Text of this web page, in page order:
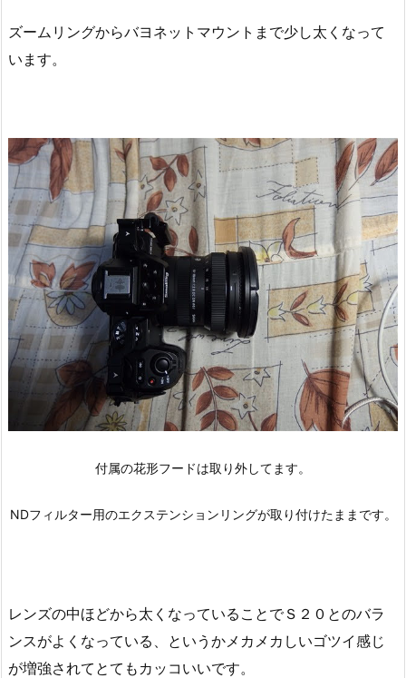
ズームリングからバヨネットマウントまで少し太くなって
います。
付属の花形フードは取り外してます。
NDフィルター用のエクステンションリングが取り付けたままです。
レンズの中ほどから太くなっていることでＳ２０とのバラ
ンスがよくなっている、というかメカメカしいゴツイ感じ
が増強されてとてもカッコいいです。